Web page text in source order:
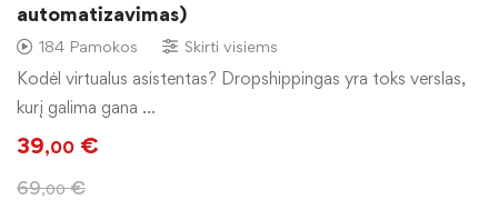
automatizavimas)
184 Pamokos Skirti visiems
Kodėl virtualus asistentas? Dropshippingas yra toks verslas,
kurį galima gana …
39,00 €
69,00 €